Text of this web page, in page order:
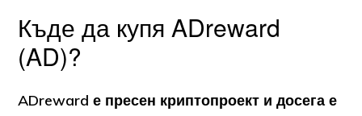
Къде да купя ADreward
(AD)?
ADreward е пресен криптопроект и досега е